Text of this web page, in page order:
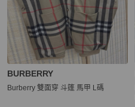
BURBERRY
Burberry 雙面穿 斗篷 馬甲 L碼